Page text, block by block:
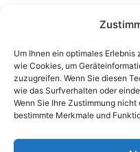
Um Ihnen ein optimales
wie Cookies, um
zuzugreifen. Wenn Sie diesen
wie das Surfverhalten oder
Wenn Sie Ihre Zustimmung
bestimmte Merkmale und
Peter-
+43 316 225711